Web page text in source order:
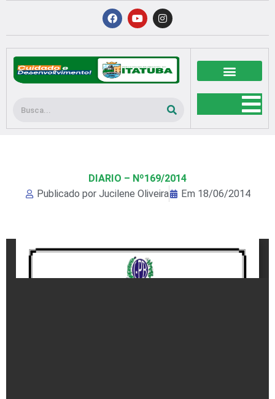
conteúdo
F
a
c
b
o
o
k
Y
o
u
u
b
e
I
n
s
a
g
r
a
Pesquisar
DIARIO – Nº169/2014
Publicado por Jucilene Oliveira Em 18/06/2014